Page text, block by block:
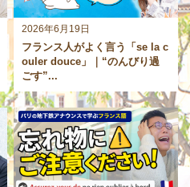
2026年6月19日
フランス人がよく言う「se la c
ouler douce」｜“のんびり過
ごす”...